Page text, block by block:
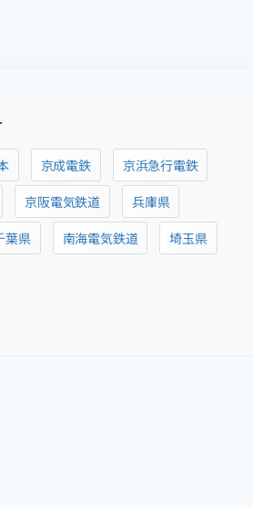
京成電鉄
京浜急行電鉄
京阪電気鉄道
兵庫県
葉県 南海電気鉄道 埼玉県